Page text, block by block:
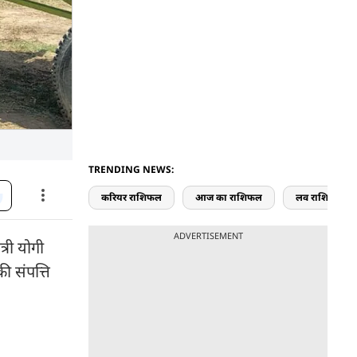
योगी
संपत्ति
TRENDING NEWS:
करियर राशिफल आज का राशिफल लव राशिफल
ADVERTISEMENT